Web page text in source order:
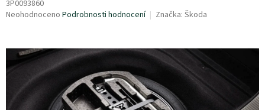
3P0093860
Průměrné
je
z
hvězdiček.
Neohodnoceno Podrobnosti hodnocení Značka: Škoda